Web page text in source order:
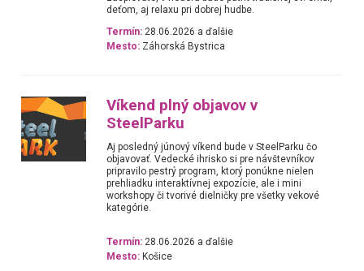
deťom, aj relaxu pri dobrej hudbe.
Termín: 28.06.2026 a ďalšie
Mesto: Záhorská Bystrica
Víkend plný objavov v
SteelParku
Aj posledný júnový víkend bude v SteelParku čo
objavovať. Vedecké ihrisko si pre návštevníkov
pripravilo pestrý program, ktorý ponúkne nielen
prehliadku interaktívnej expozície, ale i mini
workshopy či tvorivé dielničky pre všetky vekové
kategórie.
Termín: 28.06.2026 a ďalšie
Mesto: Košice